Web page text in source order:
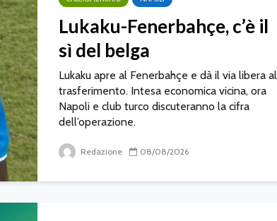
Lukaku-Fenerbahçe, c’è il
sì del belga
Lukaku apre al Fenerbahçe e dà il via libera al
trasferimento. Intesa economica vicina, ora
Napoli e club turco discuteranno la cifra
dell’operazione.
Redazione 08/08/2026